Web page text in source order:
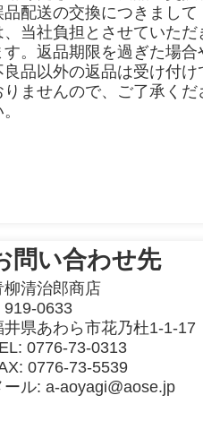
品配送の交換につきまして
、当社負担とさせていただ
す。返品期限を過ぎた場合
良品以外の返品は受け付け
りませんので、ご了承くだ
問い合わせ先
柳清治郎商店
919-0633
井県あわら市花乃杜1-1-17
0776-73-0313
0776-73-5539
ール: a-aoyagi@aose.jp